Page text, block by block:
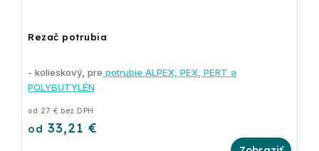
Rezač potrubia
od 27 € bez DPH
od 33,21 €
- kolieskový, pre potrubie ALPEX, PEX, PERT a
POLYBUTYLÉN